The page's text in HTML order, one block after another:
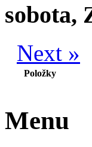
sobota,
Next »
Položky
Menu